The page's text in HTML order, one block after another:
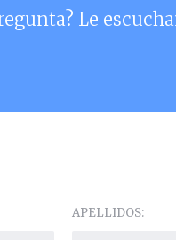
Le
APELLIDOS: